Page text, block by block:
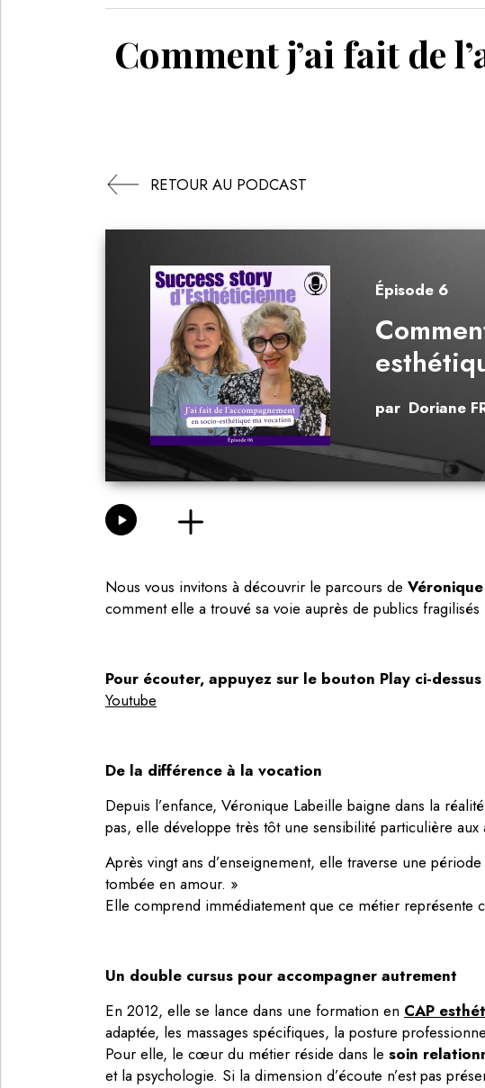
Comment j’ai fait de
RETOUR AU PODCAST
Épisode 6
par Doriane
Nous vous invitons à découvrir le parcours de
comment elle a trouvé sa voie auprès de publics
Pour écouter, appuyez sur le bouton Play ci-
Youtube
De la différence à la vocation
Depuis l’enfance, Véronique Labeille baigne dans la réalité
pas, elle développe très tôt une sensibilité particulière
Après vingt ans d’enseignement, elle traverse une
tombée en amour. »
Elle comprend immédiatement que ce métier représente
Un double cursus pour accompagner autrement
En 2012, elle se lance dans une formation en CAP
adaptée, les massages spécifiques, la posture
Pour elle, le cœur du métier réside dans le soin
et la psychologie. Si la dimension d’écoute n’est pas